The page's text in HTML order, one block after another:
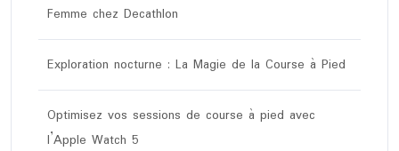
Femme chez Decathlon
Exploration nocturne : La Magie de la Course à Pied
Optimisez vos sessions de course à pied avec
l’Apple Watch 5